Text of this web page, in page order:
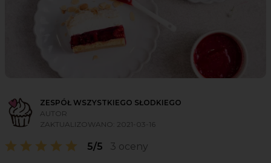
ZESPÓŁ WSZYSTKIEGO SŁODKIEGO
AUTOR
ZAKTUALIZOWANO: 2021-03-16
5/5 3 oceny